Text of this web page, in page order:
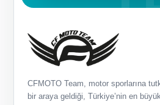
CFMOTO Team, motor sporlarına
bir araya geldiği, Türkiye’nin en